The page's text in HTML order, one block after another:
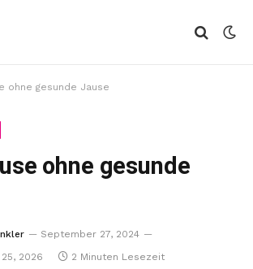
ohne gesunde Jause
ohne gesunde
September 27, 2024
2026 2 Minuten Lesezeit